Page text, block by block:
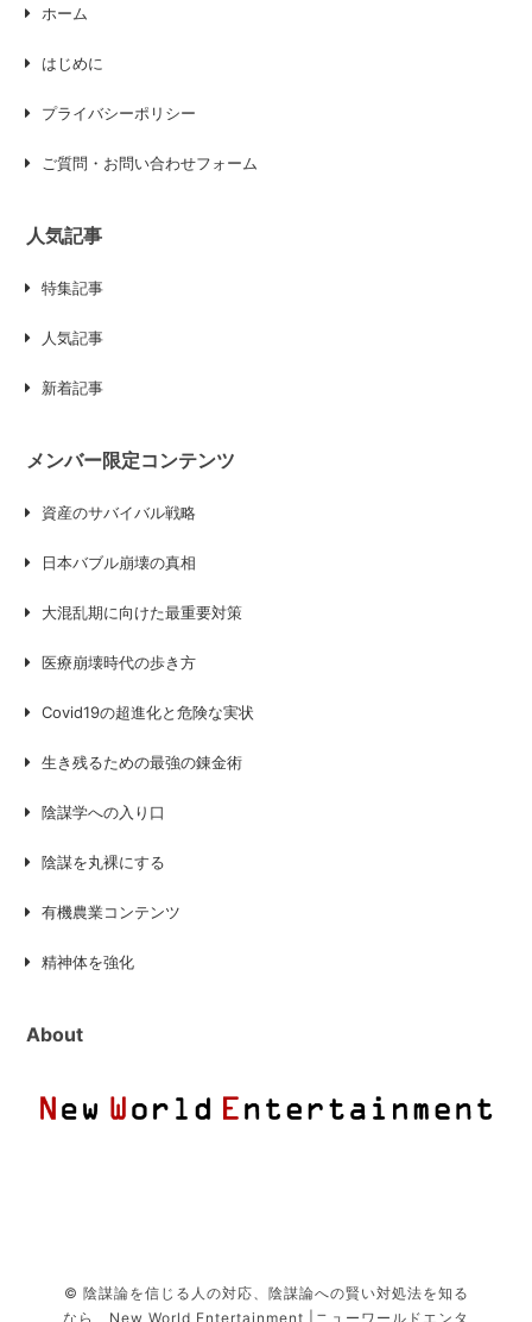
ホーム
はじめに
プライバシーポリシー
ご質問・お問い合わせフォーム
人気記事
特集記事
人気記事
新着記事
メンバー限定コンテンツ
資産のサバイバル戦略
日本バブル崩壊の真相
大混乱期に向けた最重要対策
医療崩壊時代の歩き方
Covid19の超進化と危険な実状
生き残るための最強の錬金術
陰謀学への入り口
陰謀を丸裸にする
有機農業コンテンツ
精神体を強化
About
© 陰謀論を信じる人の対応、陰謀論への賢い対処法を知る